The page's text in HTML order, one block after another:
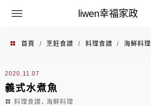
liwen幸福家政
menu
首頁 / 烹飪食譜 / 料理食譜 / 海鮮料理
2020.11.07
義式水煮魚
料理食譜 , 海鮮料理